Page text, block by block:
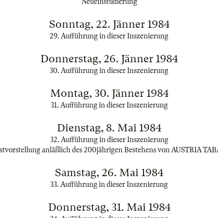
Sonntag, 22. Jänner 1984
29. Aufführung in dieser Inszenierung
Donnerstag, 26. Jänner 1984
30. Aufführung in dieser Inszenierung
Montag, 30. Jänner 1984
31. Aufführung in dieser Inszenierung
Dienstag, 8. Mai 1984
32. Aufführung in dieser Inszenierung
anläßlich des 200jährigen Bestehens von AUSTRIA
Samstag, 26. Mai 1984
33. Aufführung in dieser Inszenierung
Donnerstag, 31. Mai 1984